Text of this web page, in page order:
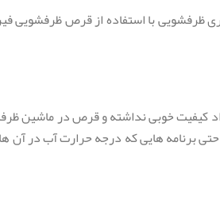
ظرفشویی با استفاده از قرص ظرفشویی
برنامه های کوتاه مدت شستشو و یا در برنامه های با درجه حرارت آب پایین و زیر 50 درجه سانتیگراد کیفیت خوبی
برنامه هایی که درجه حرارت آب در آن ها